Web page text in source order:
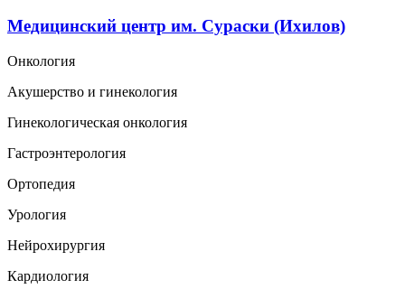
Медицинский центр им. Сураски (Ихилов)
Онкология
Акушерство и гинекология
Гинекологическая онкология
Гастроэнтерология
Ортопедия
Урология
Нейрохирургия
Кардиология